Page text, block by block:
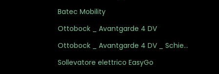
Batec Mobility
Ottobock _ Avantgarde 4 DV
Ottobock _ Avantgarde 4 DV _ Schienale Spex _ Cuscino Terra Flair Plus
Sollevatore elettrico EasyGo